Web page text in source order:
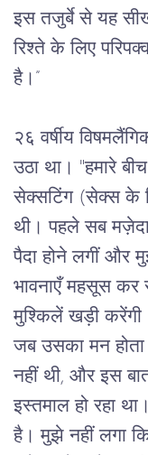
इस तजुर्बे से यह
रिश्ते के लिए
है।”
२६ वर्षीय
उठा था। "हमारे
सेक्सटिंग (सेक्स के
थी। पहले सब
पैदा होने लगीं और
भावनाएँ महसूस कर
मुश्किलें खड़ी
जब उसका मन
नहीं थी, और इस
इस्तमाल हो रहा
है। मुझे नहीं लगा